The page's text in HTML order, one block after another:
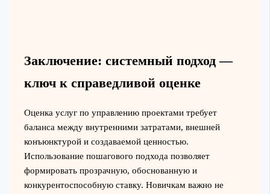
Заключение: системный подход —
ключ к справедливой оценке
Оценка услуг по управлению проектами требует
баланса между внутренними затратами, внешней
конъюнктурой и создаваемой ценностью.
Использование пошагового подхода позволяет
формировать прозрачную, обоснованную и
конкурентоспособную ставку. Новичкам важно не